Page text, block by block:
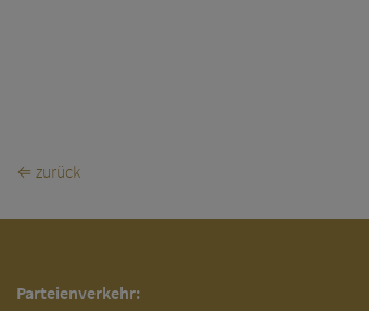
⇐ zurück
Parteienverkehr: